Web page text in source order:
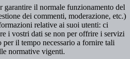
il normale funzionamento del
dei commenti, moderazione, etc.)
relative ai suoi utenti: ci
i vostri dati se non per offrire i servizi
il tempo necessario a fornire tali
normative vigenti.